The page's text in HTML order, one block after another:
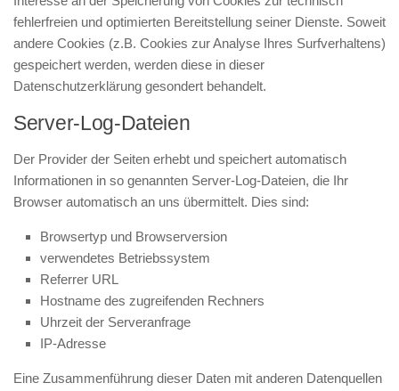
fehlerfreien und optimierten Bereitstellung seiner Dienste. Soweit
andere Cookies (z.B. Cookies zur Analyse Ihres Surfverhaltens)
gespeichert werden, werden diese in dieser
Datenschutzerklärung gesondert behandelt.
Server-Log-Dateien
Der Provider der Seiten erhebt und speichert automatisch
Informationen in so genannten Server-Log-Dateien, die Ihr
Browser automatisch an uns übermittelt. Dies sind:
Browsertyp und Browserversion
verwendetes Betriebssystem
Referrer URL
Hostname des zugreifenden Rechners
Uhrzeit der Serveranfrage
IP-Adresse
Eine Zusammenführung dieser Daten mit anderen Datenquellen